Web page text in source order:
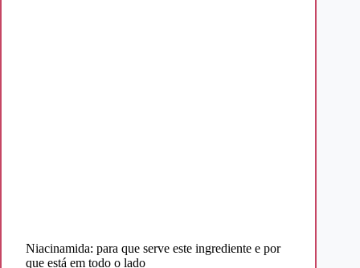
Niacinamida: para que serve este ingrediente e por
que está em todo o lado